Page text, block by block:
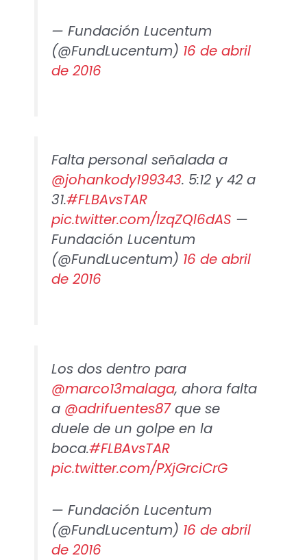
— Fundación Lucentum
(@FundLucentum) 16 de abril
de 2016
Falta personal señalada a
@johankody199343. 5:12 y 42 a
31.#FLBAvsTAR
pic.twitter.com/lzqZQl6dAS —
Fundación Lucentum
(@FundLucentum) 16 de abril
de 2016
Los dos dentro para
@marco13malaga, ahora falta
a @adrifuentes87que se
duele de un golpe en la
boca.#FLBAvsTAR
pic.twitter.com/PXjGrciCrG
— Fundación Lucentum
(@FundLucentum) 16 de abril
de 2016